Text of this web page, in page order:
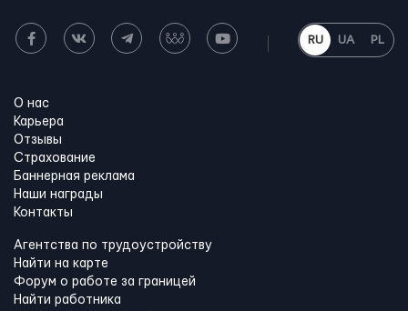
RU UA PL
О нас
Карьера
Отзывы
Страхование
Баннерная реклама
Наши награды
Контакты
Агентства по трудоустройству
Найти на карте
Форум о работе за границей
Найти работника